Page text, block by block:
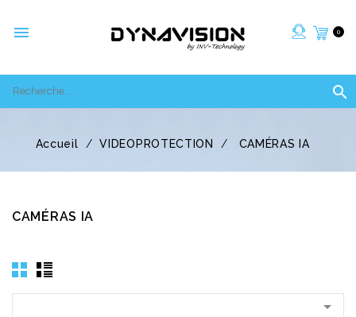
 0

Accueil VIDEOPROTECTION CAMÉRAS IA
CAMÉRAS IA
